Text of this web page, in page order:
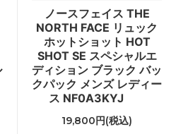
ノースフェイス THE
NORTH FACE リュック
ホットショット HOT
SHOT SE スペシャルエ
ディション ブラック バッ
クパック メンズ レディー
ス NF0A3KYJ
19,800円(税込)